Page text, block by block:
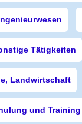
Tätigkeiten
Landwirtschaft
und Training